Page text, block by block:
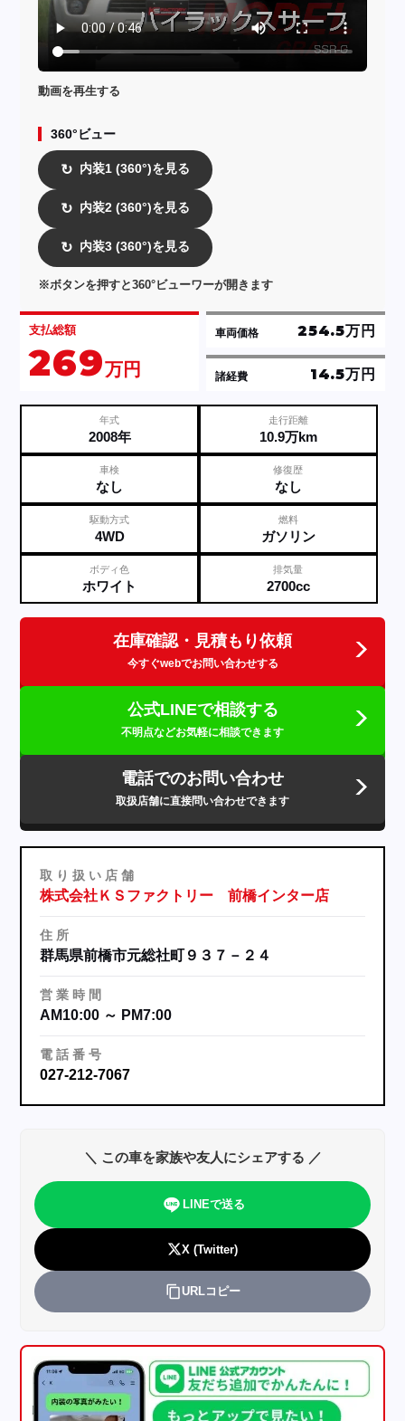
動画を再生する
360°ビュー
↻ 内装1 (360°)を見る
↻ 内装2 (360°)を見る
↻ 内装3 (360°)を見る
※ボタンを押すと360°ビューワーが開きます
支払総額
269万円 諸経費 14.5万円
車両価格 254.5万円
年式
2008年
走行距離
10.9万km
車検
なし
修復歴
なし
駆動方式
4WD
燃料
ガソリン
ボディ色
ホワイト
排気量
2700cc
在庫確認・見積もり依頼
今すぐwebでお問い合わせする
公式LINEで相談する
不明点などお気軽に相談できます
電話でのお問い合わせ
取扱店舗に直接問い合わせできます
取 り 扱 い 店 舗
株式会社ＫＳファクトリー 前橋インター店
住 所
群馬県前橋市元総社町９３７－２４
営 業 時 間
AM10:00 ～ PM7:00
電 話 番 号
027-212-7067
＼ この車を家族や友人にシェアする ／
LINEで送る
X (Twitter)
URLコピー